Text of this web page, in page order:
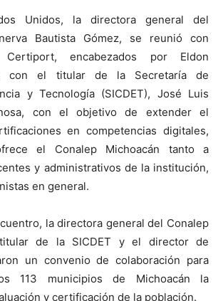
Unidos, la directora general del
Bautista Gómez, se reunió con
encabezados por Eldon
con el titular de la Secretaría de
y Tecnología (SICDET), José Luis
con el objetivo de extender el
en competencias digitales,
el Conalep Michoacán tanto a
y administrativos de la institución,
en general.
la directora general del Conalep
de la SICDET y el director de
un convenio de colaboración para
113 municipios de Michoacán la
y certificación de la población.